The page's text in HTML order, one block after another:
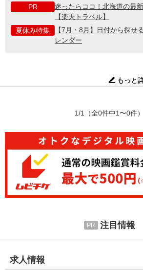
PR
迷ったらココ！北海道の最
【楽天トラベル】
夏休み特集
【7月・8月】日付から探せ
レンダー
もっと
1/1 （全0件中1〜0件）
注目情報
求人情報